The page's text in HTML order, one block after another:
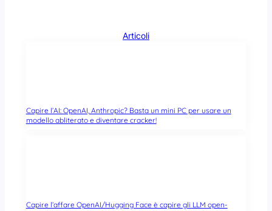
Articoli
Capire l’AI: OpenAI, Anthropic? Basta un mini PC per usare un
modello abliterato e diventare cracker!
Capire l’affare OpenAI/Hugging Face è capire gli LLM open-